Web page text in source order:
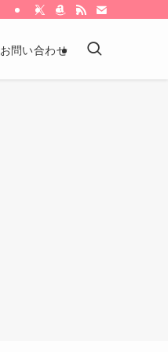
お問い合わせ